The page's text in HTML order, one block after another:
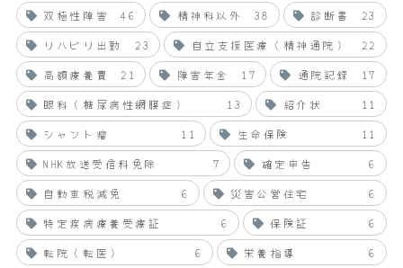
双極性障害
46 精神科以外 38 診断書
23
リハビリ出勤
23 自立支援医療（精神通院）
22
高額療養費
21 障害年金 17 通院記録
17
眼科（糖尿病性網膜症）
13 紹介状
11
シャント瘤
11 生命保険
11
NHK放送受信料免除
7 確定申告
6
自動車税減免
6 災害公営住宅
6
特定疾病療養受療証
6 保険証
6
転院（転医）
6 栄養指導 6